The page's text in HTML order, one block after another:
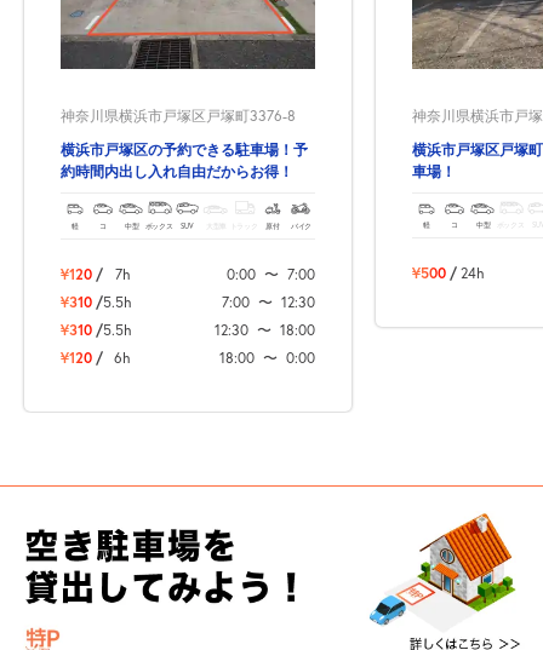
神奈川県横浜市戸塚区戸塚町3376-8
横浜市戸塚区の予約できる駐車場！予
約時間内出し入れ自由だからお得！
軽 コ 中型 ボックス SUV 大型車 トラック 原付 バイク
¥120 / 7h 0:00 〜 7:00
¥310 /5.5h 7:00 〜 12:30
¥310 /5.5h 12:30 〜 18:00
¥120 / 6h 18:00 〜 0:00
神奈川県横浜市戸
横浜市戸塚区戸塚
車場！
軽 コ 中型 ボックス
¥500 / 24h